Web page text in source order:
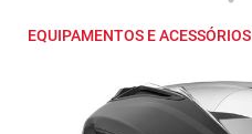
EQUIPAMENTOS E ACESSÓRIOS